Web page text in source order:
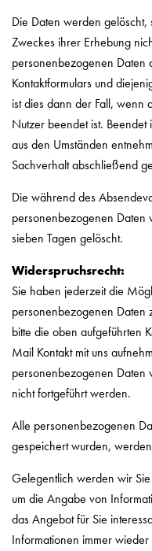
Die Daten werden
Zweckes ihrer Erhebung
personenbezogenen Daten
Kontaktformulars und
ist dies dann der Fall, wenn
Nutzer beendet ist.
aus den Umständen
Sachverhalt abschließend
Die während des
personenbezogenen Daten
sieben Tagen gelöscht.
Widerspruchsrecht:
Sie haben jederzeit die
personenbezogenen Daten
bitte die oben aufgeführten
Mail Kontakt mit uns
personenbezogenen Daten
nicht fortgeführt werden.
Alle personenbezogenen
gespeichert wurden,
Gelegentlich werden wir
um die Angabe von
das Angebot für Sie
Informationen immer